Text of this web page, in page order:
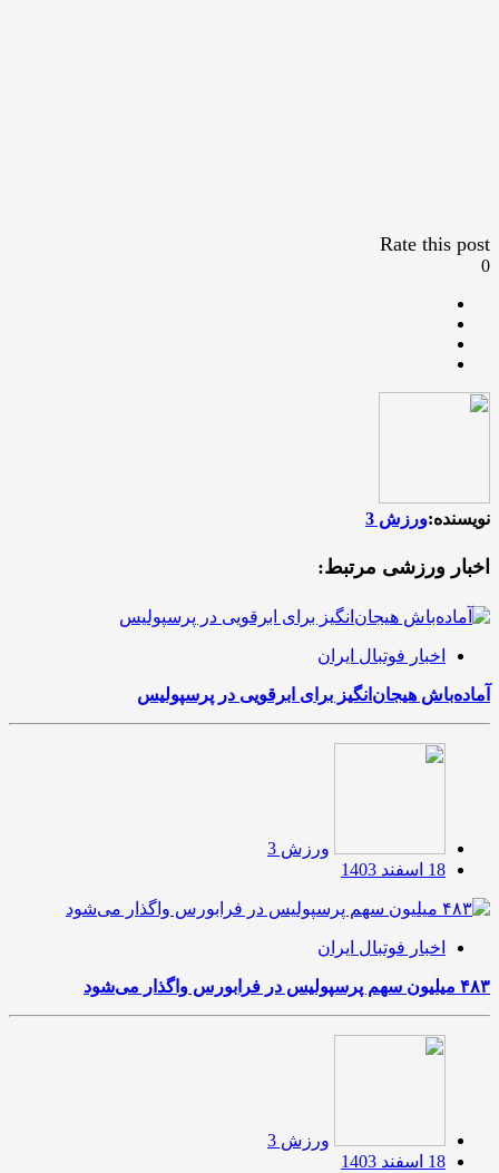
Rate this post
0
نویسنده:ورزش 3
اخبار ورزشی مرتبط:
اخبار فوتبال ایران
آماده‌باش هیجان‌انگیز برای ابرقویی در پرسپولیس
ورزش 3
18 اسفند 1403
اخبار فوتبال ایران
۴۸۳ میلیون سهم پرسپولیس در فرابورس واگذار می‌شود
ورزش 3
18 اسفند 1403